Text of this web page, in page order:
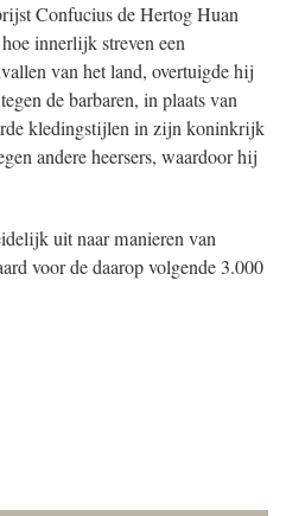
Confucius de Hertog Huan
innerlijk streven een
van het land, overtuigde hij
de barbaren, in plaats van
kledingstijlen in zijn koninkrijk
andere heersers, waardoor hij
uit naar manieren van
voor de daarop volgende 3.000